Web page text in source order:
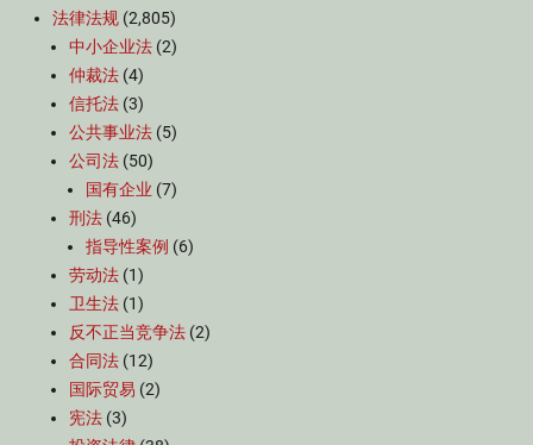
法律法规 (2,805)
中小企业法 (2)
仲裁法 (4)
信托法 (3)
公共事业法 (5)
公司法 (50)
国有企业 (7)
刑法 (46)
指导性案例 (6)
劳动法 (1)
卫生法 (1)
反不正当竞争法 (2)
合同法 (12)
国际贸易 (2)
宪法 (3)